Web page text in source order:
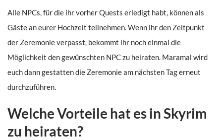
Alle NPCs, für die ihr vorher Quests erledigt habt, können als
Gäste an eurer Hochzeit teilnehmen. Wenn ihr den Zeitpunkt
der Zeremonie verpasst, bekommt ihr noch einmal die
Möglichkeit den gewünschten NPC zu heiraten. Maramal wird
euch dann gestatten die Zeremonie am nächsten Tag erneut
durchzuführen.
Welche Vorteile hat es in Skyrim
zu heiraten?